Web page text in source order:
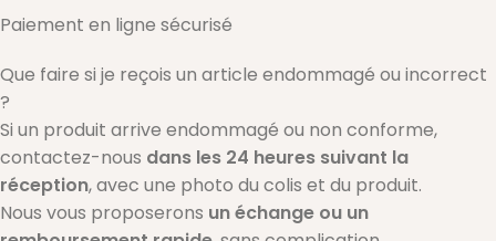
Paiement en ligne sécurisé
Que faire si je reçois un article endommagé ou incorrect
?
Si un produit arrive endommagé ou non conforme,
contactez-nous dans les 24 heures suivant la
réception, avec une photo du colis et du produit.
Nous vous proposerons un échange ou un